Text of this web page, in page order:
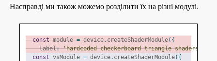
Насправді ми також можемо розділити їх на різні модулі.
const module = device.createShaderModule({
    label
: 'hardcoded checkerboard triangle shaders'
const vsModule = device. createShaderModule({